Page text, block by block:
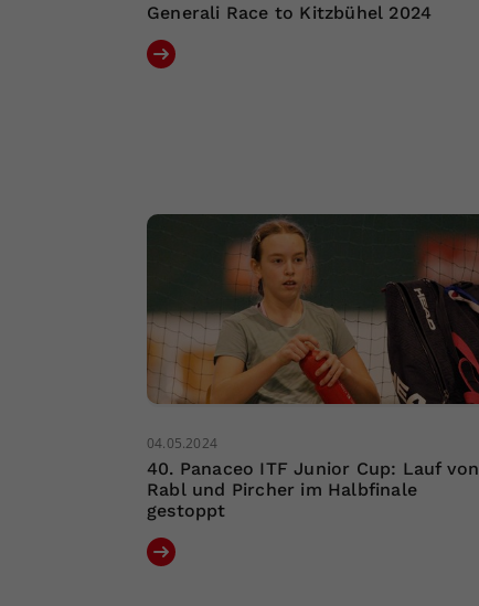
Generali Race to Kitzbühel 2024
04.05.2024
40. Panaceo ITF Junior Cup: Lauf von
Rabl und Pircher im Halbfinale
gestoppt